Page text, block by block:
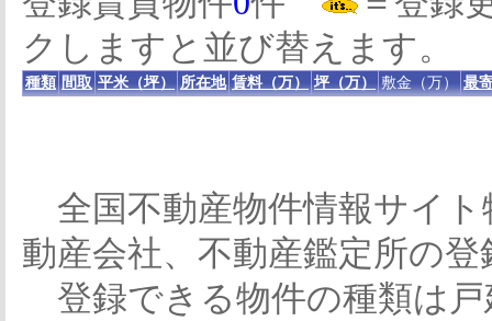
クしますと並び替えます。
種類 間取 平米（坪） 所在地 賃料（万） 坪（万） 敷金（万） 最
全国不動産物件情報サイト
動産会社、不動産鑑定所の
登録できる物件の種類は